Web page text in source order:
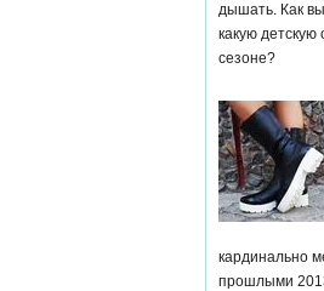
дышать. Как
какую детскую
сезоне?
кардинально
прошлыми